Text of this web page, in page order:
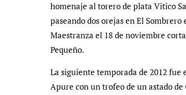
homenaje al torero de plata Vitico
paseando dos orejas en El
Maestranza el 18 de noviembre
Pequeño.
La siguiente temporada de 2012 fue
Apure con un trofeo de un astado